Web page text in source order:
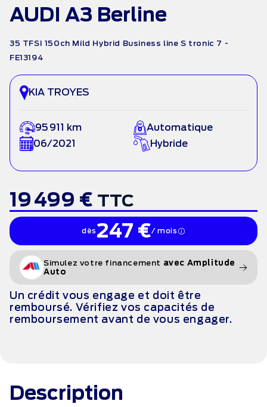
AUDI A3 Berline
35 TFSI 150ch Mild Hybrid Business line S tronic 7 -
FE13194
KIA TROYES
95 911 km
Automatique
06/2021
Hybride
19 499 € TTC
dès 247 €/ mois
Simulez votre financement avec Amplitude
Auto
Un crédit vous engage et doit être
remboursé. Vérifiez vos capacités de
remboursement avant de vous engager.
Description